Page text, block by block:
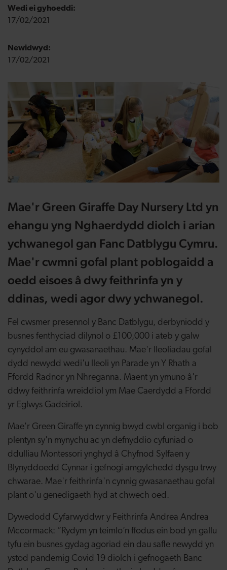
Wedi ei gyhoeddi:
17/02/2021
Newidwyd:
17/02/2021
Mae'r Green Giraffe Day Nursery Ltd yn
ehangu yng Nghaerdydd diolch i arian
ychwanegol gan Fanc Datblygu Cymru.
Mae'r cwmni gofal plant poblogaidd a
oedd eisoes â dwy feithrinfa yn y
ddinas, wedi agor dwy ychwanegol.
Fel cwsmer presennol y Banc Datblygu, derbyniodd y
busnes fenthyciad dilynol o £100,000 i ateb y galw
cynyddol am eu gwasanaethau. Mae'r lleoliadau gofal
dydd newydd wedi'u lleoli yn Parade yn Y Rhath a
Ffordd Radnor yn Nhreganna. Maent yn ymuno â'r
ddwy feithrinfa wreiddiol ym Mae Caerdydd a Ffordd
yr Eglwys Gadeiriol.
Mae'r Green Giraffe yn cynnig bwyd cwbl organig i bob
plentyn sy'n mynychu ac yn defnyddio cyfuniad o
ddulliau Montessori ynghyd â Chyfnod Sylfaen y
Blynyddoedd Cynnar i gefnogi amgylchedd dysgu trwy
chwarae. Mae'r feithrinfa'n cynnig gwasanaethau gofal
plant o'u genedigaeth hyd at chwech oed.
Dywedodd Cyfarwyddwr y Feithrinfa Andrea Andrea
Mccormack: “Rydym yn teimlo’n ffodus ein bod yn gallu
tyfu ein busnes gydag agoriad ein dau safle newydd yn
ystod pandemig Covid 19 diolch i gefnogaeth Banc